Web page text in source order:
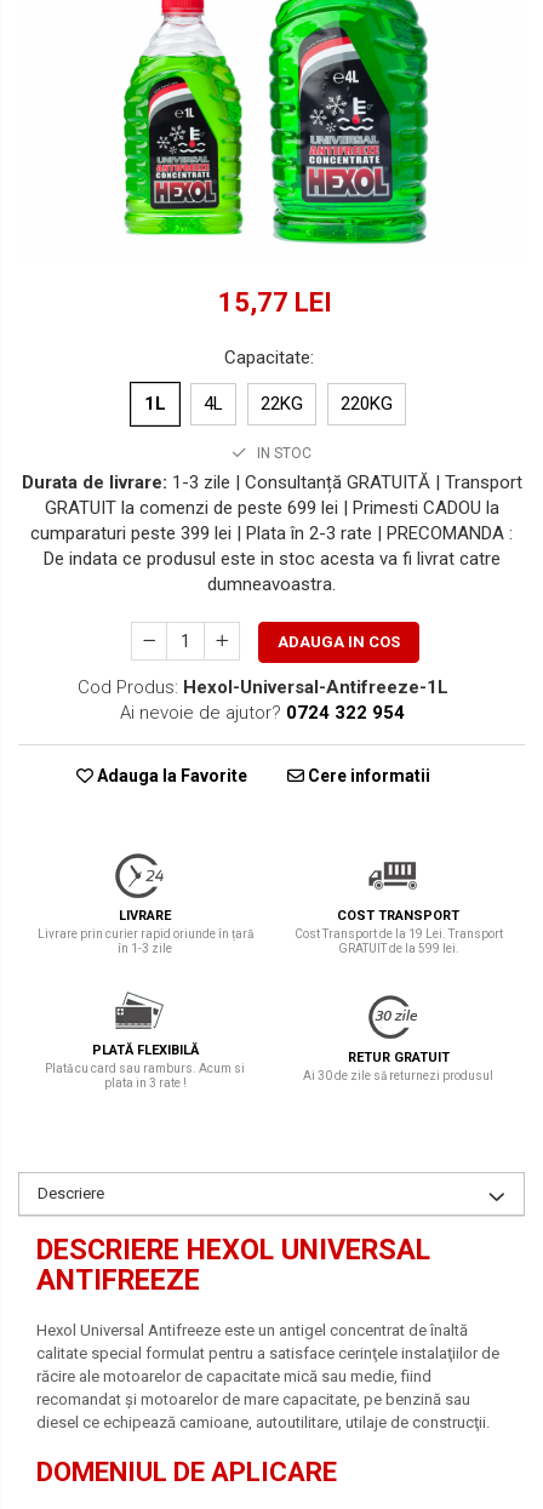
Lichide Suspensie Motociclete
Lichide Întreținere
Lichide Întreținere Autoturisme
Lichide Întreținere Camioane
Lichide Întreținere Motociclete
Lichide Întreținere Utilaje
15,77 LEI
Capacitate:
1L 4L 22KG 220KG
IN STOC
Durata de livrare: 1-3 zile | Consultanță GRATUITĂ | Transport
GRATUIT la comenzi de peste 699 lei | Primesti CADOU la
cumparaturi peste 399 lei | Plata în 2-3 rate | PRECOMANDA :
De indata ce produsul este in stoc acesta va fi livrat catre
dumneavoastra.
ADAUGA IN COS
Cod Produs: Hexol-Universal-Antifreeze-1L
Ai nevoie de ajutor? 0724 322 954
Adauga la Favorite Cere informatii
LIVRARE
Livrare prin curier rapid oriunde în țară
în 1-3 zile
COST TRANSPORT
Cost Transport de la 19 Lei. Transport
GRATUIT de la 599 lei.
PLATĂ FLEXIBILĂ
Plată cu card sau ramburs. Acum si
plata in 3 rate !
RETUR GRATUIT
Ai 30 de zile să returnezi produsul
Descriere
DESCRIERE HEXOL UNIVERSAL
ANTIFREEZE
Hexol Universal Antifreeze este un antigel concentrat de înaltă
calitate special formulat pentru a satisface cerinţele instalaţiilor de
răcire ale motoarelor de capacitate mică sau medie, fiind
recomandat şi motoarelor de mare capacitate, pe benzină sau
diesel ce echipează camioane, autoutilitare, utilaje de construcţii.
DOMENIUL DE APLICARE